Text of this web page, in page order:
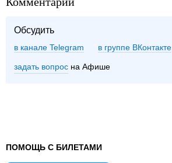
Обсудить
в канале Telegram группе ВКонтакте
задать вопрос на Афише
ПОМОЩЬ С БИЛЕТАМИ